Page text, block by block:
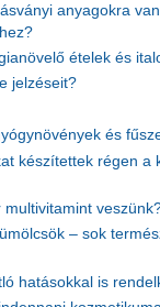
anyagokra
ételek és
jelzéseit?
és
készítettek régen a
multivitamint
– sok
hatásokkal is